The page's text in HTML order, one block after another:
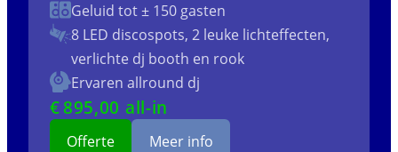
Geluid tot ± 150 gasten
8 LED discospots, 2 leuke lichteffecten,
verlichte dj booth en rook
Ervaren allround dj
€895,00 all-in
Offerte Meer info